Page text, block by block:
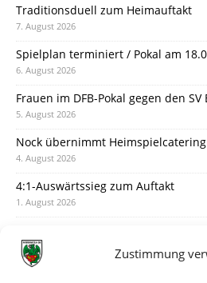
Zustimmung
Traditionsduell zum Heimauftakt
7. August 2026
Spielplan terminiert / Pokal am
6. August 2026
Frauen im DFB-Pokal gegen den SV
5. August 2026
Nock übernimmt Heimspielcatering
4. August 2026
4:1-Auswärtssieg zum Auftakt
1. August 2026
31. Juli 2026